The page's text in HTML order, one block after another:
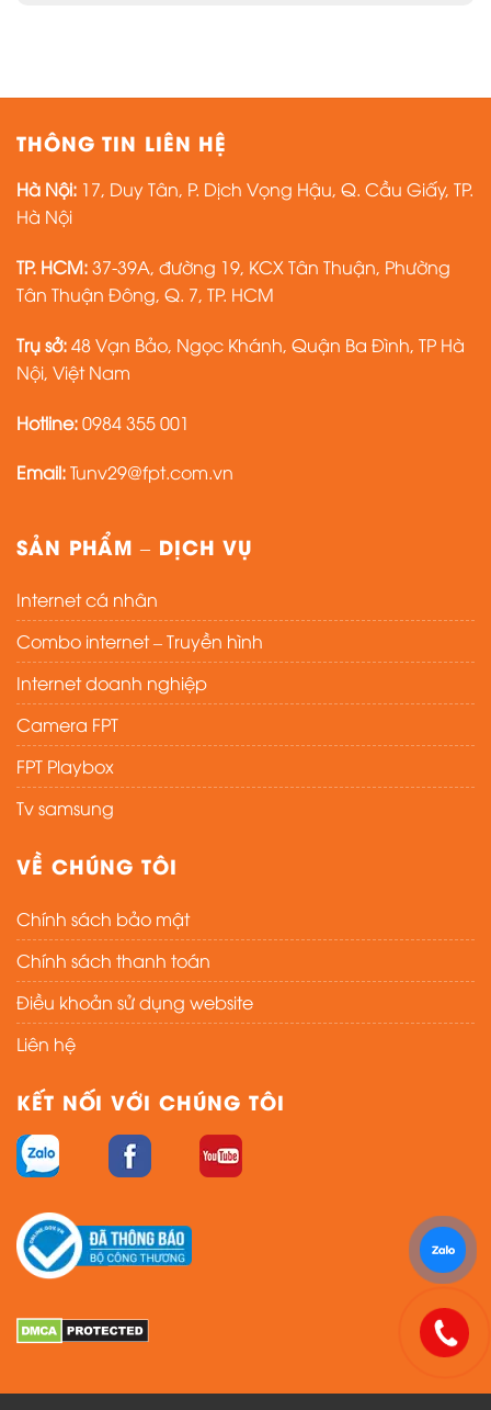
THÔNG TIN LIÊN HỆ
Hà Nội: 17, Duy Tân, P. Dịch Vọng Hậu, Q. Cầu Giấy, TP.
Hà Nội
TP. HCM:37-39A, đường 19, KCX Tân Thuận, Phường
Tân Thuận Đông, Q. 7, TP. HCM
Trụ sở:48 Vạn Bảo, Ngọc Khánh, Quận Ba Đình, TP Hà
Nội, Việt Nam
Hotline:0984 355 001
Email:Tunv29@fpt.com.vn
SẢN PHẨM – DỊCH VỤ
Internet cá nhân
Combo internet – Truyền hình
Internet doanh nghiệp
Camera FPT
FPT Playbox
Tv samsung
VỀ CHÚNG TÔI
Chính sách bảo mật
Chính sách thanh toán
Điều khoản sử dụng website
Liên hệ
KẾT NỐI VỚI CHÚNG TÔI